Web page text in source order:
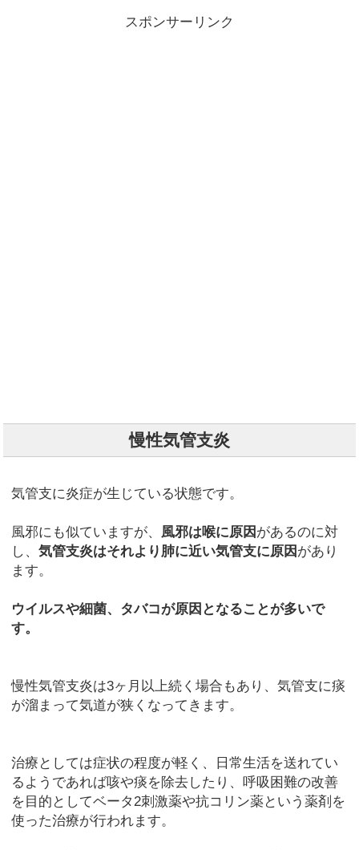
スポンサーリンク
慢性気管支炎
気管支に炎症が生じている状態です。
風邪にも似ていますが、 風邪は喉に原因 があるのに対
し、気管支炎はそれより肺に近い気管支に原因 があり
ます。
ウイルスや細菌、タバコが原因となることが多いで
す。
慢性気管支炎は3ヶ月以上続く場合もあり、気管支に痰
が溜まって気道が狭くなってきます。
治療としては症状の程度が軽く、日常生活を送れてい
るようであれば咳や痰を除去したり、呼吸困難の改善
を目的としてベータ2刺激薬や抗コリン薬という薬剤を
使った治療が行われます。